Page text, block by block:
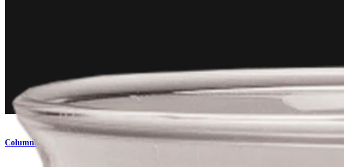
Columna vertebral